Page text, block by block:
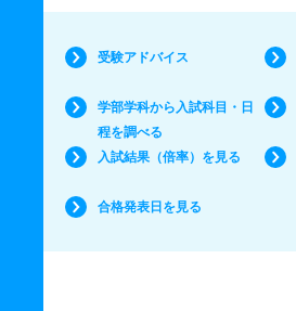
受験アドバイス
学部学科から入試科目・日
程を調べる
入試結果（倍率）を見る
合格発表日を見る